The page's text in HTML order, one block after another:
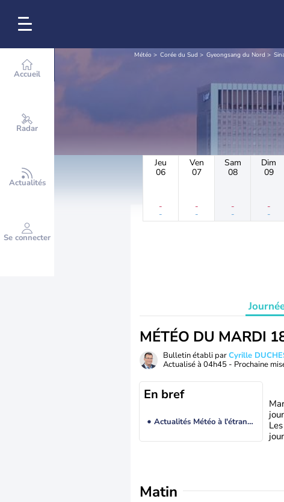
Accueil
Radar
Actualités
Se connecter
Météo Corée du Sud Gyeongsang du Nord
Jeu
06
-
-
Ven
07
-
-
Sam
08
-
-
Dim
09
-
-
MÉTÉO DU MARDI
Bulletin établi parCyrille
Actualisé à 04h45 - Prochaine
En bref
Actualités Météo à l'étranger
Matin